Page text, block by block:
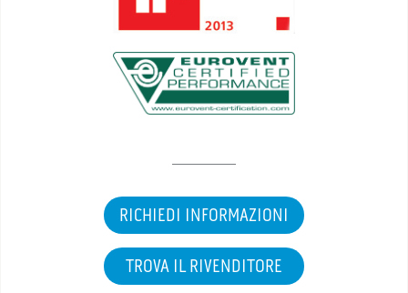
RICHIEDI INFORMAZIONI
TROVA IL RIVENDITORE